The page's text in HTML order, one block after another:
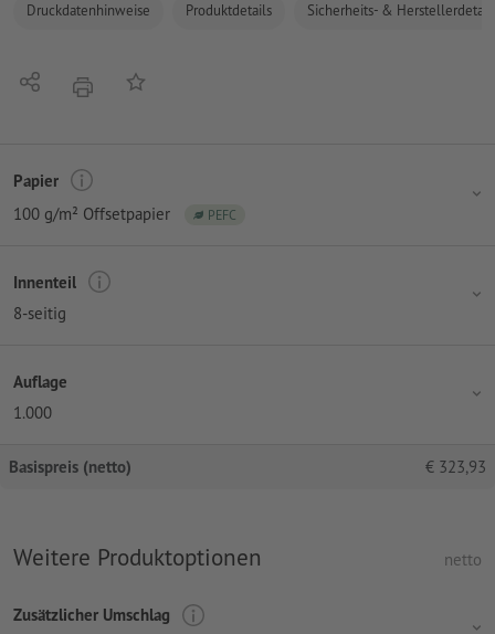
Druckdatenhinweise Produktdetails Sicherheits- &
Teilen DruckenAuf die Merkliste
Papier
100 g/m² Offsetpapier
PEFC
Innenteil
8-seitig
Auflage
1.000
Basispreis (netto) € 323,93
Weitere Produktoptionen netto
Zusätzlicher Umschlag